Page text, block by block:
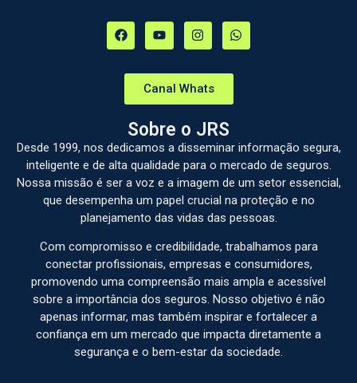
Canal Whats
Sobre o JRS
Desde 1999, nos dedicamos a disseminar informação segura,
inteligente e de alta qualidade para o mercado de seguros.
Nossa missão é ser a voz e a imagem de um setor essencial,
que desempenha um papel crucial na proteção e no
planejamento das vidas das pessoas.
Com compromisso e credibilidade, trabalhamos para
conectar profissionais, empresas e consumidores,
promovendo uma compreensão mais ampla e acessível
sobre a importância dos seguros. Nosso objetivo é não
apenas informar, mas também inspirar e fortalecer a
confiança em um mercado que impacta diretamente a
segurança e o bem-estar da sociedade.